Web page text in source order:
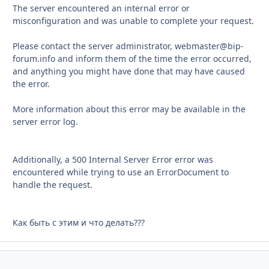
The server encountered an internal error or
misconfiguration and was unable to complete your request.
Please contact the server administrator, webmaster@bip-
forum.info and inform them of the time the error occurred,
and anything you might have done that may have caused
the error.
More information about this error may be available in the
server error log.
Additionally, a 500 Internal Server Error error was
encountered while trying to use an ErrorDocument to
handle the request.
Как быть с этим и что делать???